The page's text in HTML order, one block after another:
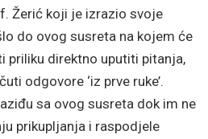
Žerić koji je izrazio svoje
do ovog susreta na kojem će
priliku direktno uputiti pitanja,
odgovore ‘iz prve ruke’.
sa ovog susreta dok im ne
prikupljanja i raspodjele